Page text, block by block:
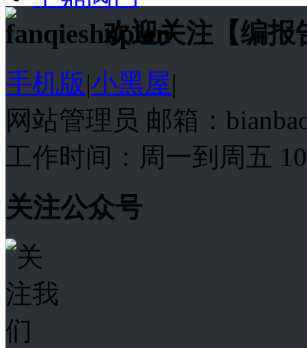
欢迎关注【编报
手机版|小黑屋|
网站管理员 邮箱：
工作时间：周一到周五
关注公众号